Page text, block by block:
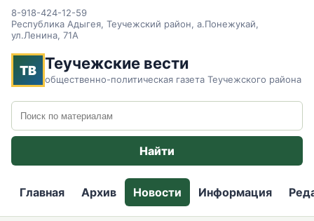
8-918-424-12-59
Республика Адыгея, Теучежский район, а.Понежукай,
ул.Ленина, 71А
ТВ Теучежские вести
общественно-политическая газета Теучежского района
Поиск по сайту
Найти
Главная Архив Новости Информация